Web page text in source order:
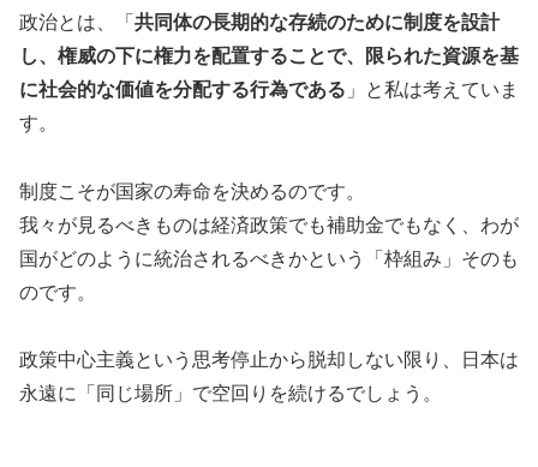
政治とは、「 共同体の長期的な存続のために制度を設計
し、権威の下に権力を配置することで、限られた資源を基
に社会的な価値を分配する行為である 」と私は考えていま
す。
制度こそが国家の寿命を決めるのです。
我々が見るべきものは経済政策でも補助金でもなく、わが
国がどのように統治されるべきかという「枠組み」そのも
のです。
政策中心主義という思考停止から脱却しない限り、日本は
永遠に「同じ場所」で空回りを続けるでしょう。